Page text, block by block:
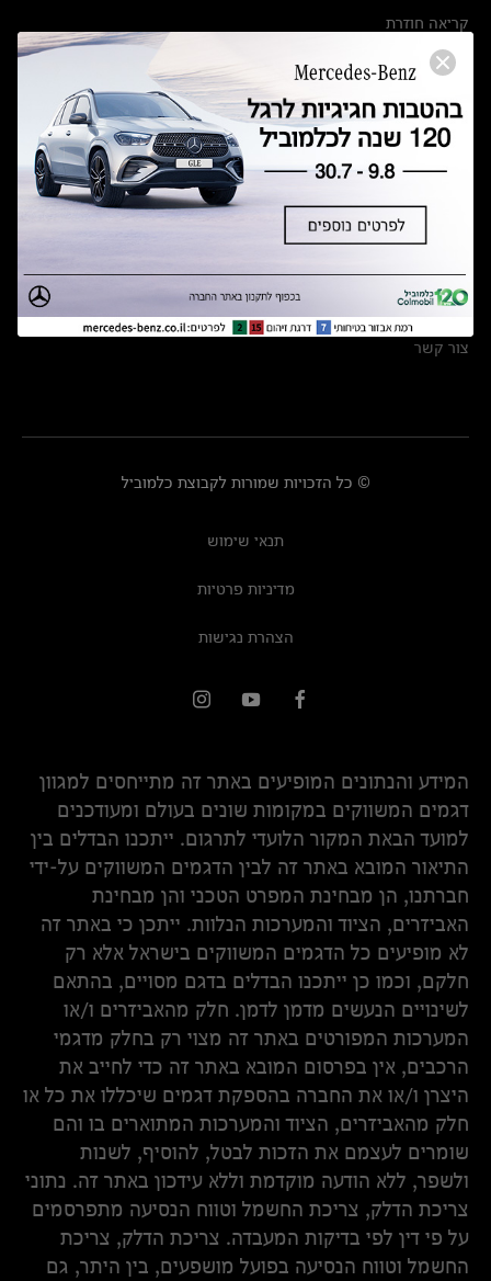
קריאה חוזרת
הודעה על הטבות לרכבי מרצדס בהסדר פשרה בתצ 56447-02-19
תקנון ימי מכירות 120 לכלמוביל
מצאו אותנו
אולמות תצוגה
מרכזי שירות
צור קשר
© כל הזכויות שמורות לקבוצת כלמוביל
תנאי שימוש
מדיניות פרטיות
הצהרת נגישות
המידע והנתונים המופיעים באתר זה מתייחסים למגוון
דגמים המשווקים במקומות שונים בעולם ומעודכנים
למועד הבאת המקור הלועדי לתרגום. ייתכנו הבדלים בין
התיאור המובא באתר זה לבין הדגמים המשווקים על-ידי
חברתנו, הן מבחינת המפרט הטכני והן מבחינת
האביזרים, הציוד והמערכות הנלוות. ייתכן כי באתר זה
לא מופיעים כל הדגמים המשווקים בישראל אלא רק
חלקם, וכמו כן ייתכנו הבדלים בדגם מסויים, בהתאם
לשינויים הנעשים מדמן לדמן. חלק מהאביזרים ו/או
המערכות המפורטים באתר זה מצוי רק בחלק מדגמי
הרכבים, אין בפרסום המובא באתר זה כדי לחייב את
היצרן ו/או את החברה בהספקת דגמים שיכללו את כל או
חלק מהאביזרים, הציוד והמערכות המתוארים בו והם
שומרים לעצמם את הזכות לבטל, להוסיף, לשנות
ולשפר, ללא הודעה מוקדמת וללא עידכון באתר זה. נתוני
צריכת הדלק, צריכת החשמל וטווח הנסיעה מתפרסמים
על פי דין לפי בדיקות המעבדה. צריכת הדלק, צריכת
החשמל וטווח הנסיעה בפועל מושפעים, בין היתר, גם